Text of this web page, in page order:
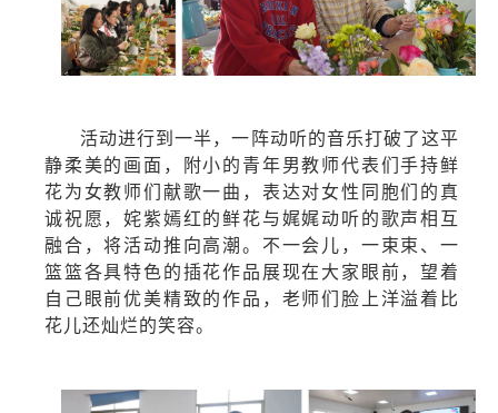
活动进行到一半，一阵动听的音乐打破了这平
静柔美的画面， 附小的青年男教师代表们手持鲜
花为女教师们献歌一曲， 表达对女性同胞们的真
诚祝愿，姹紫嫣红的鲜花与娓娓动听的歌声相互
融合 ，将活动推向高潮。 不一会儿 ， 一束束 、一
篮篮各具特色的插花作品展现在大家眼前，望着
自己眼前优美精致的作品， 老师们 脸上洋溢着比
花儿还灿烂的笑容。